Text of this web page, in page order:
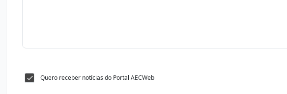
Quero receber notícias do Portal AECWeb